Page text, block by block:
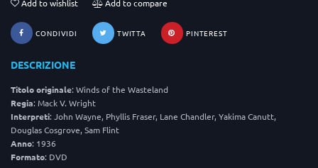
Add to wishlist Add to compare
CONDIVIDI TWITTA PINTEREST
DESCRIZIONE
Titolo originale: Winds of the Wasteland
Regia: Mack V. Wright
Interpreti: John Wayne, Phyllis Fraser, Lane Chandler, Yakima Canutt,
Douglas Cosgrove, Sam Flint
Anno: 1936
Formato: DVD